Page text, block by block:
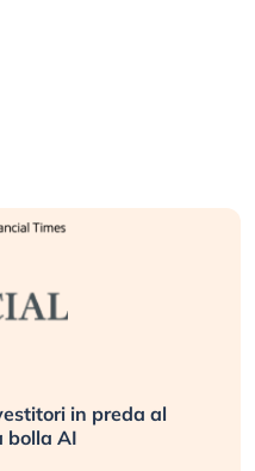
in preda al
bolla AI